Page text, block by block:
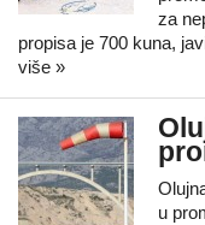
za
propisa je 700 kuna,
više »
u